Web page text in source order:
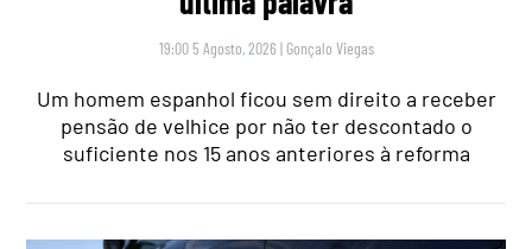
19:00 5 Agosto, 2026 | Gonçalo Viegas
Um homem espanhol ficou sem direito a receber
pensão de velhice por não ter descontado o
suficiente nos 15 anos anteriores à reforma